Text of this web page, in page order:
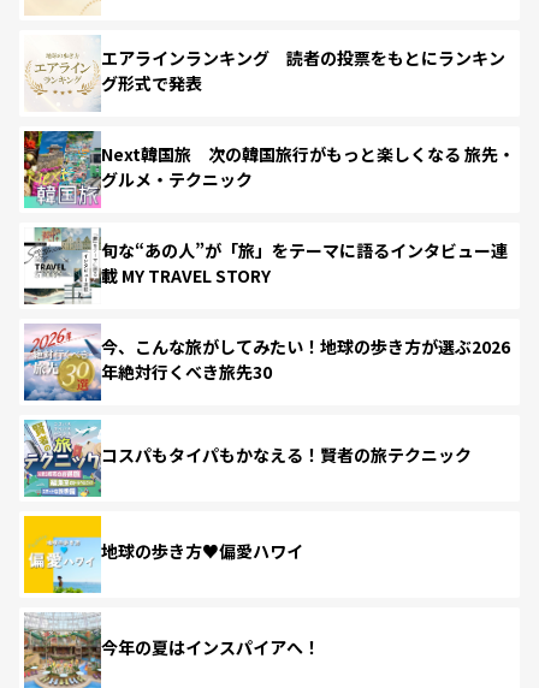
エアラインランキング 読者の投票をもとにランキン
グ形式で発表
Next韓国旅 次の韓国旅行がもっと楽しくなる 旅先・
グルメ・テクニック
旬な“あの人”が「旅」をテーマに語るインタビュー連
載 MY TRAVEL STORY
今、こんな旅がしてみたい！地球の歩き方が選ぶ2026
年絶対行くべき旅先30
コスパもタイパもかなえる！賢者の旅テクニック
地球の歩き方♥偏愛ハワイ
今年の夏はインスパイアへ！